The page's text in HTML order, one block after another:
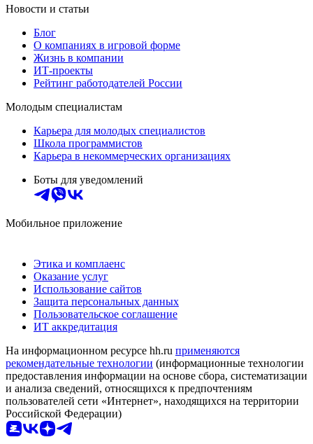
Новости и статьи
Блог
О компаниях в игровой форме
Жизнь в компании
ИТ-проекты
Рейтинг работодателей России
Молодым специалистам
Карьера для молодых специалистов
Школа программистов
Карьера в некоммерческих организациях
Боты для уведомлений
Мобильное приложение
Этика и комплаенс
Оказание услуг
Использование сайтов
Защита персональных данных
Пользовательское соглашение
ИТ аккредитация
На информационном ресурсе hh.ru применяются
рекомендательные технологии (информационные технологии
предоставления информации на основе сбора, систематизации
и анализа сведений, относящихся к предпочтениям
пользователей сети «Интернет», находящихся на территории
Российской Федерации)